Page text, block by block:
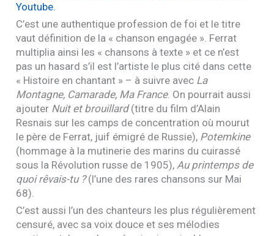
Youtube.
C’est une authentique profession de foi et le titre
vaut définition de la « chanson engagée ». Ferrat
multiplia ainsi les « chansons à texte » et ce n’est
pas un hasard s’il est l’artiste le plus cité dans cette
« Histoire en chantant » – à suivre avec La
Montagne, Camarade, Ma France. On pourrait aussi
ajouter Nuit et brouillard(titre du film d’Alain
Resnais sur les camps de concentration où mourut
le père de Ferrat, juif émigré de Russie), Potemkine
(hommage à la mutinerie des marins du cuirassé
sous la Révolution russe de 1905),Au printemps de
quoi rêvais-tu ?(l’une des rares chansons sur Mai
68).
C’est aussi l’un des chanteurs les plus régulièrement
censuré, avec sa voix douce et ses mélodies